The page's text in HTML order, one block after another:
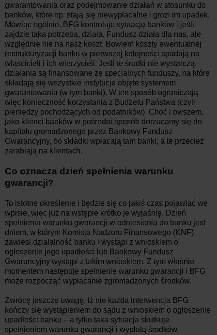
gwarantowania oraz podejmowanie działań w stosunku do
banków, które np. stają się niewypłacalne i grozi im upadek.
Mówiąc ogólnie, BFG kontroluje sytuację banków i jeśli
zajdzie taka potrzeba, działa. Fundusz działa dla nas, ale
względnie nie na nasz koszt. Bowiem koszty ewentualnej
restrukturyzacji banku w pierwszej kolejności spadają na
właścicieli i ich wierzycieli. Jeśli te środki nie wystarczą,
działania są finansowane ze specjalnych funduszy, na które
składają się wszystkie instytucje objęte systemem
gwarantowania (w tym banki). W ten sposób ograniczają
więc konieczność korzystania z Budżetu Państwa (czyli
pieniędzy pochodzących od podatników). Choć i owszem,
jako klienci banków w pośredni sposób dorzucamy się do
kapitału gromadzonego przez Bankowy Fundusz
Gwarancyjny, bo składki wpłacają tam banki, a te przecież
zarabiają na klientach.
Co oznacza dzień spełnienia warunku
gwarancji?
To istotne określenie i będzie się co jakiś czas pojawiać we
wpisie, więc już na wstępie krótko je wyjaśnię. Dzień
spełnienia warunku gwarancji w odniesieniu do banku jest
dniem, w którym Komisja Nadzoru Finansowego (KNF)
zawiesi działalność banku i wystąpi z wnioskiem o
ogłoszenie jego upadłości lub Bankowy Fundusz
Gwarancyjny wystąpi z takim wnioskiem. Z tym właśnie
momentem następuje spełnienie warunku gwarancji i BFG
może rozpocząć wypłacanie zgromadzonych środków.
Zwrócę jeszcze uwagę, iż nie każda interwencja BFG
kończy się wystąpieniem do sądu z wnioskiem o ogłoszenie
upadłości banku – a tylko taka sytuacja skutkuje
spełnieniem warunku gwarancji i wypłatą środków.